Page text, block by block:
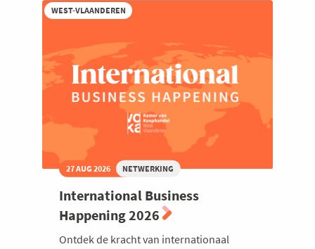
iO
WEST-VLAANDEREN
27 AUG 2026 NETWERKING
International Business
Happening 2026
Ontdek de kracht van internationaal